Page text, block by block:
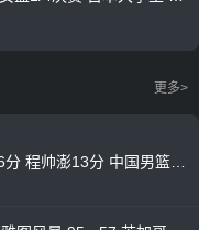
更多>